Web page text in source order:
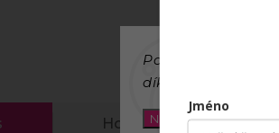
Používáme
díky analýze
Nastavení
Hodnocení
Jméno